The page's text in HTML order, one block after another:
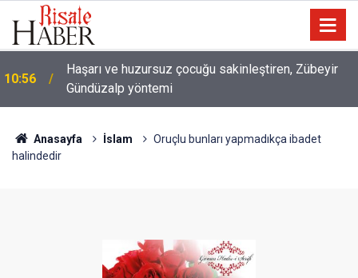
10:56
Haşarı ve huzursuz çocuğu sakinleştiren, Zübeyir
10:00 Niye 'dilimin ucunda' demek zorunda kalıyoruz?
Anasayfa İslam
Oruçlu bunları yapmadıkça ibadet
halindedir